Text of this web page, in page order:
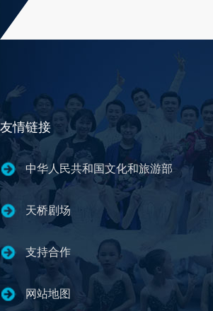
友情链接
中华人民共和国文化和旅游部
天桥剧场
支持合作
网站地图